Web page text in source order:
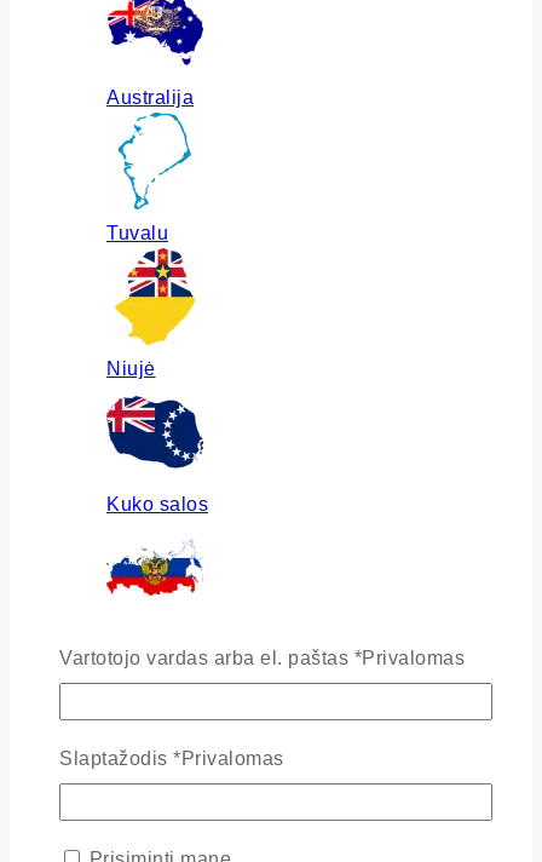
Australija
Tuvalu
Niujė
Kuko salos
Vartotojo vardas arba el. paštas *Privalomas
Slaptažodis *Privalomas